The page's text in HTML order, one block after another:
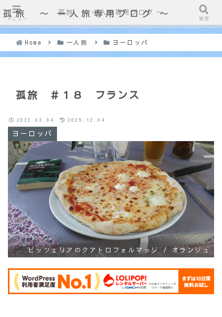
孤旅 〜 一人旅専用ブログ ～
Home 一人旅 ヨーロッパ
孤旅 ＃１８ フランス
ヨーロッパ
ピッツェリアのクアトロフォルマッジ / オランジュ
2022.03.04 2025.12.04
メニュー
孤旅 〜 一人旅専用ブログ ～
検索